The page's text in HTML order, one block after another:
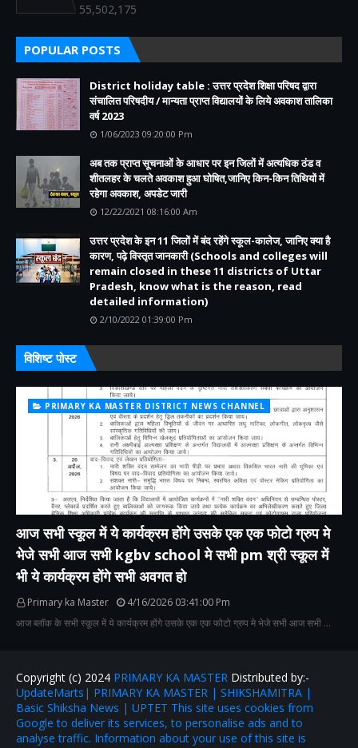
55,502,175
POPULAR POSTS
District holiday table : उत्तर प्रदेश शिक्षा परिषद द्वारा
संचालित परिषदीय / मान्यता प्राप्त विद्यालयों के लिये अवकाश तालिका
वर्ष 2023
1/06/2023 09:20:00 Pm
अब तक प्राप्त सूचनाओं के आधार पर इन जिलों में अत्यधिक ठंड व
शीतलहर के चलते अवकाश हुआ घोषित,जानिए किन-किन तिथियों में
रहेगा अवकाश, अपडेट जारी
12/22/2021 08:16:00 Am
उत्तर प्रदेश के इन 11 जिलों में बंद रहेंगे स्कूल-कालेज, जानिए क्या है
कारण, पढ़े विस्तृत जानकारी (Schools and colleges will
remain closed in these 11 districts of Uttar
Pradesh, know what is the reason, read
detailed information)
2/10/2022 01:39:00 Pm
विशिष्ट पोस्ट
PRIMARY KA MASTER DISTRICT NEWS CHANNEL
आज सभी स्कूल में ये कार्यक्रम होंगे उसके एक एक फोटो ग्रुप मे
भेजे सभी आज सभी kgbv school मे सभी pm श्री स्कूल में
भी ये कार्यक्रम होंगे सभी अवगत हो
Primary ka Master
4/16/2026 03:41:00 Pm
आज ब्लॉक के सभी स्कूल में ये कार्यक्रम होंगे उसके एक एक फोटो ग्रुप मे भेजे सभी आज सभी …
Copyright (c) 2024 PRIMARY KA MASTER Distributed by:-
UpdateMarts| PRIMARY KA MASTER | SHIKSHAMITRA |
Basic Shiksha News | UPTET This site uses cookies from
Google to deliver its services, to personalise ads and to
analyse traffic. Information about your use of this site is